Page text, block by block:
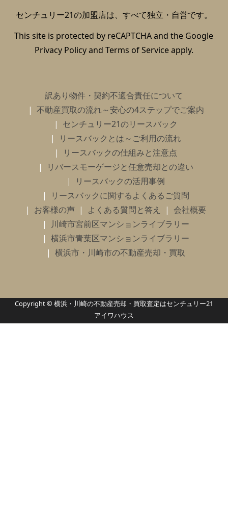
センチュリー21の加盟店は、すべて独立・自営です。
This site is protected by reCAPTCHA and the Google
Privacy Policyand Terms of Serviceapply.
訳あり物件・契約不適合責任について
不動産買取の流れ～安心の4ステップでご案内
センチュリー21のリースバック
リースバックとは～ご利用の流れ
リースバックの仕組みと注意点
リバースモーゲージと任意売却との違い
リースバックの活用事例
リースバックに関するよくあるご質問
お客様の声
よくある質問と答え
会社概要
川崎市宮前区マンションライブラリー
横浜市青葉区マンションライブラリー
横浜市・川崎市の不動産売却・買取
Copyright © 横浜・川崎の不動産売却・買取査定はセンチュリー21
アイワハウス